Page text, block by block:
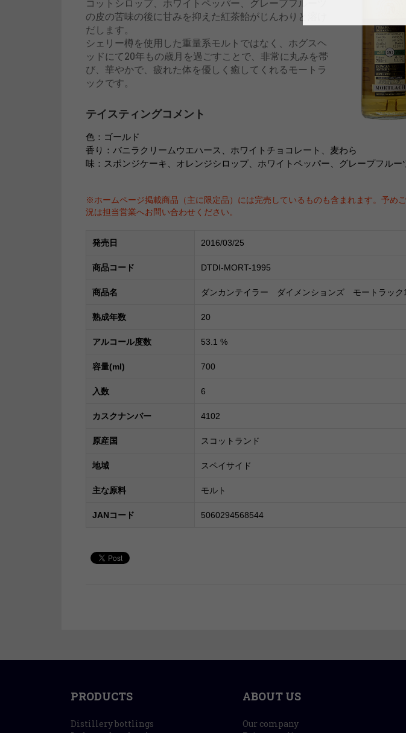
コットシロップ、ホワイトペッパー、グレープフルーツ
の皮の苦味の後に甘みを抑えた紅茶飴がじんわりと溶け
だします。
シェリー樽を使用した重量系モルトではなく、ホグスヘ
ッドにて20年もの歳月を過ごすことで、非常に丸みを帯
び、華やかで、疲れた体を優しく癒してくれるモートラ
ックです。
テイスティングコメント
色：ゴールド
香り：バニラクリームウエハース、ホワイトチョコレート、麦わら
味：スポンジケーキ、オレンジシロップ、ホワイトペッパー、グレープフルー
※ホームページ掲載商品（主に限定品）には完売しているものも含まれます。予め
況は担当営業へお問い合わせください。
発売日 2016/03/25
商品コード DTDI-MORT-1995
商品名 ダンカンテイラー ダイメンションズ モートラック
熟成年数 20
アルコール度数 53.1 %
容量(ml) 700
入数 6
カスクナンバー 4102
原産国 スコットランド
地域 スペイサイド
主な原料 モルト
JANコード 5060294568544
PRODUCTS
Distillery bottlings
ABOUT US
Our company